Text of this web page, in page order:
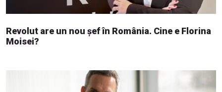
Revolut are un nou șef în România. Cine e Florina
Moisei?